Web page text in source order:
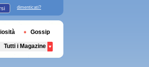
dimenticati?
Gossip
Tutti i Magazine